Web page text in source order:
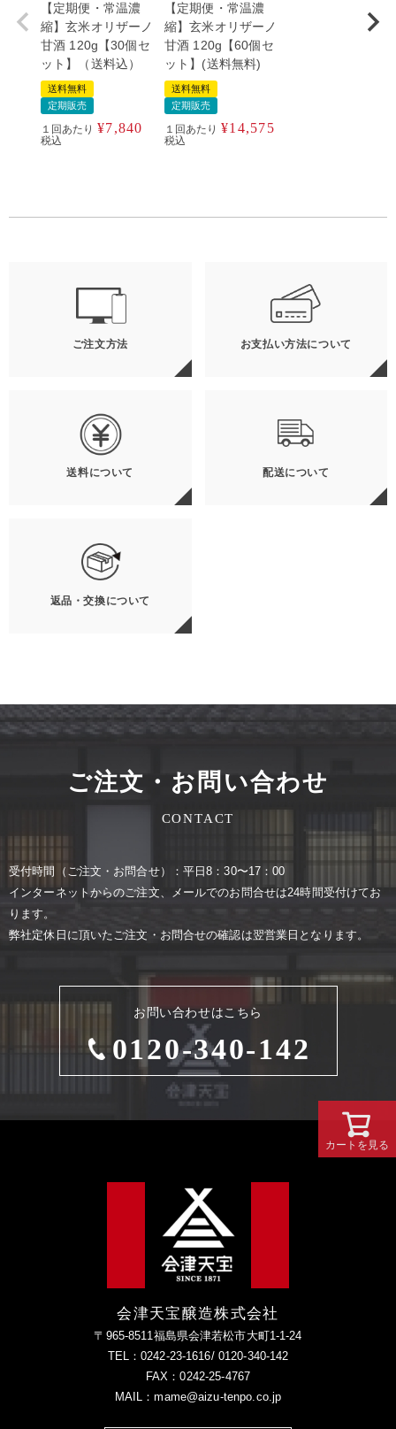
【定期便・常温濃
縮】玄米オリザーノ
甘酒 120g【30個セ
ット】（送料込）
送料無料
定期販売
１回あたり ¥7,840
税込
【定期便・常温濃
縮】玄米オリザーノ
甘酒 120g【60個セ
ット】(送料無料)
送料無料
定期販売
１回あたり ¥14,575
税込
ご注文方法 お支払い方法について
送料について 配送について
返品・交換について
ご注文・お問い合わせ
CONTACT
お問い合わせはこちら
0120-340-142
受付時間（ご注⽂・お問合せ）：平⽇8：30〜17：00
インターネットからのご注⽂、メールでのお問合せは24時間受付けてお
ります。
弊社定休⽇に頂いたご注⽂・お問合せの確認は翌営業⽇となります。
会津天宝醸造株式会社
〒965-8511福島県会津若松市大町1-1-24
TEL：0242-23-1616/ 0120-340-142
FAX：0242-25-4767
MAIL：mame@aizu-tenpo.co.jp
カートを見る